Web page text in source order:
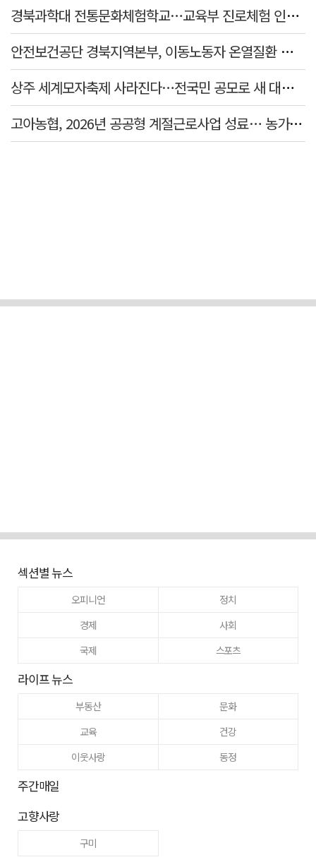
경북과학대 전통문화체험학교…교육부 진로체험 인증기관 선정
안전보건공단 경북지역본부, 이동노동자 온열질환 예방 캠페인
상주 세계모자축제 사라진다…전국민 공모로 새 대표축제 발굴 나서
고아농협, 2026년 공공형 계절근로사업 성료… 농가 일손 부족 해소 '효자'
섹션별 뉴스
오피니언
정치
경제
사회
국제
스포츠
라이프 뉴스
부동산
문화
교육
건강
이웃사랑
동정
주간매일
고향사랑
구미